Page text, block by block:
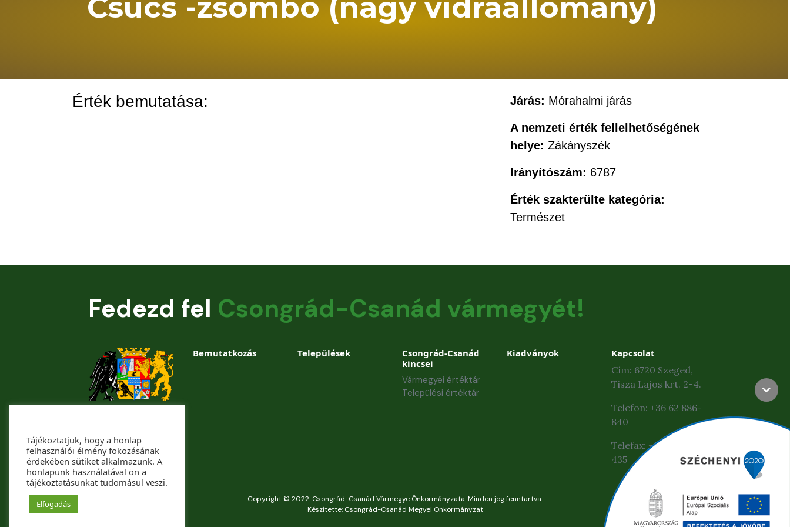
Csúcs -zsombó (nagy vidraállomány)
Érték bemutatása: Járás: Mórahalmi járás
A nemzeti érték fellelhetőségének
helye: Zákányszék
Irányítószám: 6787
Érték szakterülte kategória:
Természet
Fedezd fel Csongrád-Csanád vármegyét!
Bemutatkozás Települések
Csongrád-Csanád
kincsei
Vármegyei értéktár
Települési értéktár
Kiadványok
Kapcsolat
Cím: 6720 Szeged,
Tisza Lajos krt. 2-4.
Telefon: +36 62 886-
840
Telefax: +36 62 425-
435
Copyright © 2022. Csongrád-Csanád Vármegye Önkormányzata. Minden jog fenntartva.
Készítette: Csongrád-Csanád Megyei Önkormányzat
Tájékoztatjuk, hogy a honlap
felhasználói élmény fokozásának
érdekében sütiket alkalmazunk. A
honlapunk használatával ön a
tájékoztatásunkat tudomásul veszi.
Elfogadás